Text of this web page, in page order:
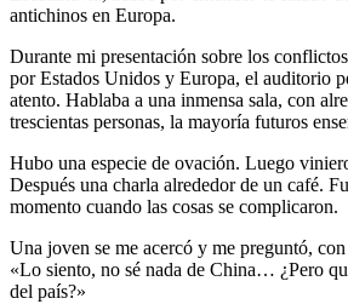
antichinos en Europa.
Durante mi presentación sobre los
por Estados Unidos y Europa, el auditorio
atento. Hablaba a una inmensa sala, con
trescientas personas, la mayoría futuros
Hubo una especie de ovación. Luego
Después una charla alrededor de un café.
momento cuando las cosas se complicaron.
Una joven se me acercó y me preguntó,
«Lo siento, no sé nada de China… ¿Pero
del país?»